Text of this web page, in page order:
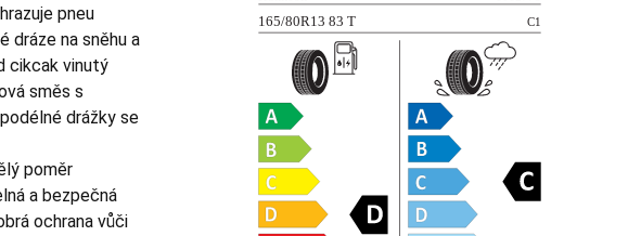
pneu
dráze na sněhu a
cikcak vinutý
směs s
drážky se
poměr
a bezpečná
ochrana vůči